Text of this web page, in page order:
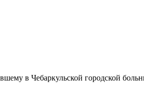
в Чебаркульской городской